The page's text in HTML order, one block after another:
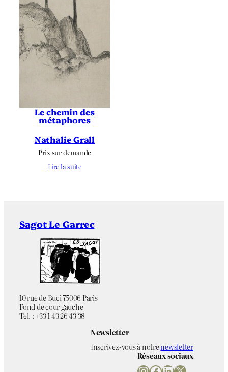
Le chemin des
métaphores
Nathalie Grall
Prix sur demande
Lire la suite
Sagot Le Garrec
10 rue de Buci 75006 Paris
Fond de cour gauche
Tel. : +33 1 43 26 43 38
Newsletter
Inscrivez-vous à notrenewsletter
Réseaux sociaux